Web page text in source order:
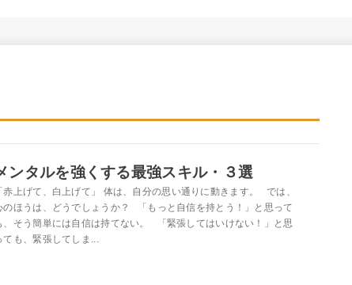
ンタルを強くする最強スキル・３選
赤上げて、白上げて」 体は、自分の思い通りに動きます。 では、
のほうは、どうでしょうか？ 「もっと自信を持とう！」と思って
、そう簡単には自信は持てない。 「緊張してはいけない！」と思
ても、緊張してしま...